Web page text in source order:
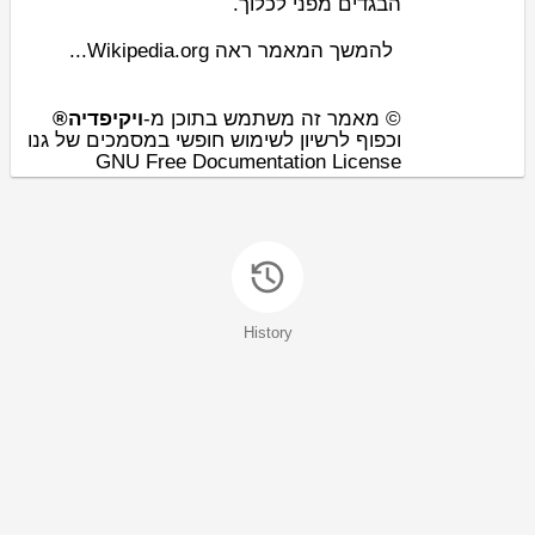
להמשך המאמר ראה Wikipedia.org...
© מאמר זה משתמש בתוכן מ-ויקיפדיה®
וכפוף לרשיון לשימוש חופשי במסמכים של גנו
GNU Free Documentation License
History